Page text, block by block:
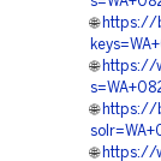
🌐 https://
🌐 https://
🌐 https://
🌐 https://